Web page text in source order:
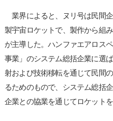
業界によると、ヌリ号は民間
製宇宙ロケットで、製作から組
が主導した。ハンファエアロス
事業」のシステム総括企業に選
射および技術移転を通じて民間
るためのもので、システム総括
企業との協業を通じてロケット